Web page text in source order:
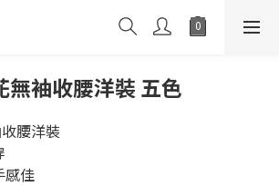
無袖收腰洋裝 五色
腰洋裝
感佳